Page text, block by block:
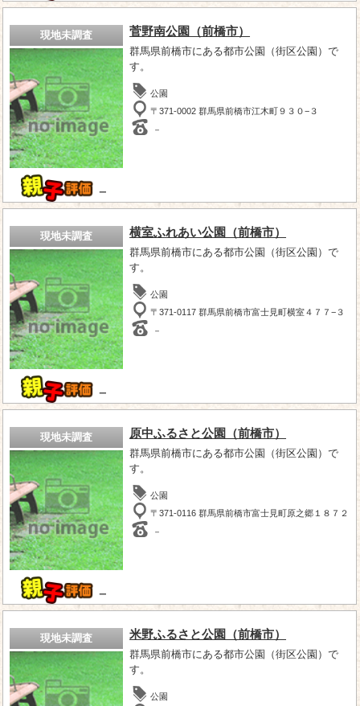
現地未調査
－
菅野南公園（前橋市）
群馬県前橋市にある都市公園（街区公園）で
す。
公園
〒371-0002 群馬県前橋市江木町９３０−３
－
現地未調査
－
横室ふれあい公園（前橋市）
群馬県前橋市にある都市公園（街区公園）で
す。
公園
〒371-0117 群馬県前橋市富士見町横室４７７−３
－
現地未調査
－
原中ふるさと公園（前橋市）
群馬県前橋市にある都市公園（街区公園）で
す。
公園
〒371-0116 群馬県前橋市富士見町原之郷１８７２
－
現地未調査 米野ふるさと公園（前橋市）
群馬県前橋市にある都市公園（街区公園）で
す。
公園